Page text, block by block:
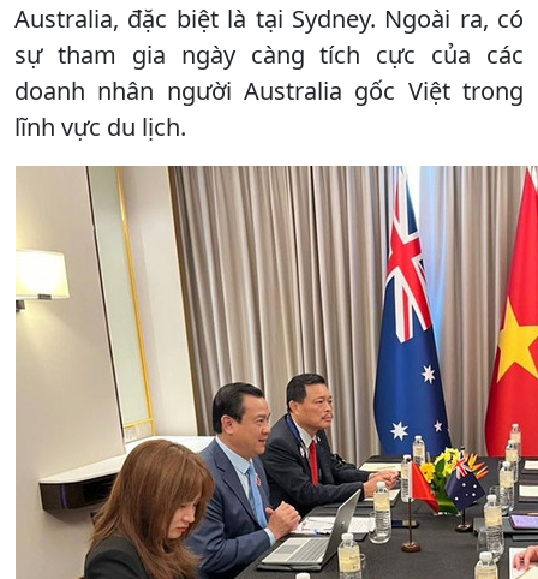
Australia, đặc biệt là tại Sydney. Ngoài ra, có
sự tham gia ngày càng tích cực của các
doanh nhân người Australia gốc Việt trong
lĩnh vực du lịch.